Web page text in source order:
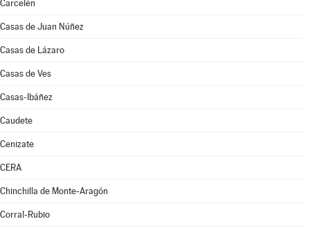
Carcelén
Casas de Juan Núñez
Casas de Lázaro
Casas de Ves
Casas-Ibáñez
Caudete
Cenizate
CERA
Chinchilla de Monte-Aragón
Corral-Rubio